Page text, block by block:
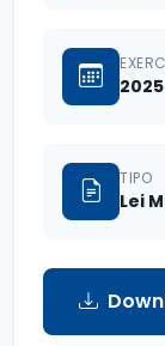
2025
TIPO
Lei